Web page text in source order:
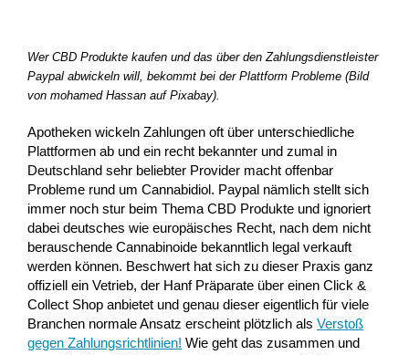
Wer CBD Produkte kaufen und das über den Zahlungsdienstleister
Paypal abwickeln will, bekommt bei der Plattform Probleme (Bild
von mohamed Hassan auf Pixabay).
Apotheken wickeln Zahlungen oft über unterschiedliche
Plattformen ab und ein recht bekannter und zumal in
Deutschland sehr beliebter Provider macht offenbar
Probleme rund um Cannabidiol. Paypal nämlich stellt sich
immer noch stur beim Thema CBD Produkte und ignoriert
dabei deutsches wie europäisches Recht, nach dem nicht
berauschende Cannabinoide bekanntlich legal verkauft
werden können. Beschwert hat sich zu dieser Praxis ganz
offiziell ein Vetrieb, der Hanf Präparate über einen Click &
Collect Shop anbietet und genau dieser eigentlich für viele
Branchen normale Ansatz erscheint plötzlich als Verstoß
gegen Zahlungsrichtlinien! Wie geht das zusammen und